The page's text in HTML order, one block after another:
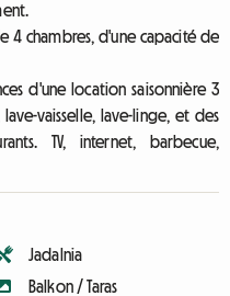
4 chambres, d'une capacité de
d'une location saisonnière 3
vaisselle, lave-linge, et des
TV, internet, barbecue,
Jadalnia
Balkon / Taras